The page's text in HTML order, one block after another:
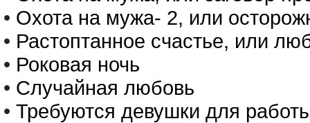
• Охота на мужа- 2, или
• Растоптанное счастье, или
• Роковая ночь
• Случайная любовь
• Требуются девушки для